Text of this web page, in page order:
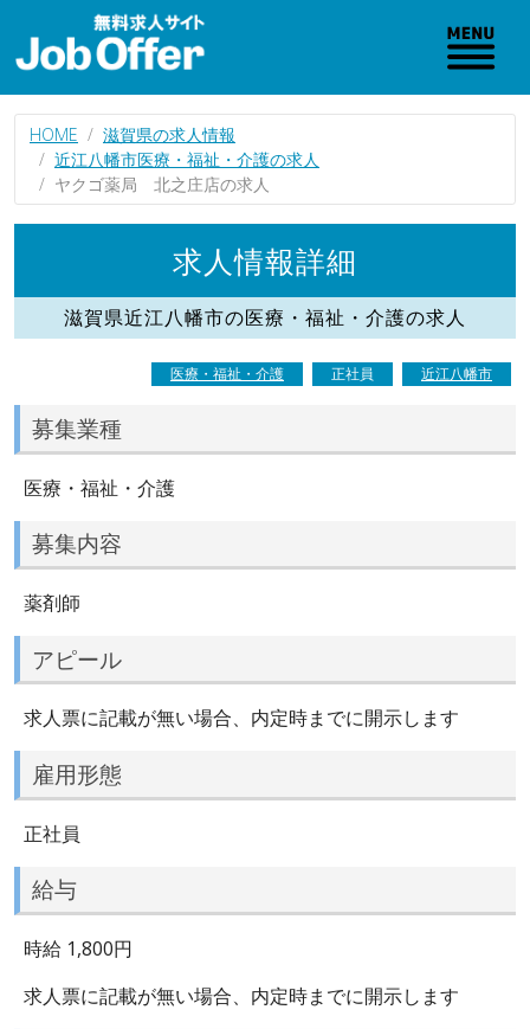
HOME
滋賀県の求人情報
近江八幡市医療・福祉・介護の求人
ヤクゴ薬局 北之庄店の求人
求人情報詳細
滋賀県近江八幡市の医療・福祉・介護の求人
医療・福祉・介護 正社員 近江八幡市
募集業種
医療・福祉・介護
募集内容
薬剤師
アピール
求人票に記載が無い場合、内定時までに開示します
雇用形態
正社員
給与
時給 1,800円
求人票に記載が無い場合、内定時までに開示します